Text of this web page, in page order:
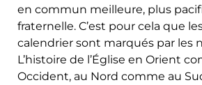
en commun meilleure, plus
fraternelle. C’est pour cela que
calendrier sont marqués par les
L’histoire de l’Église en Orient
Occident, au Nord comme au